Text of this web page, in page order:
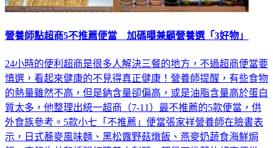
營養師點超商5不推薦便當 加碼曝兼顧營養選「3好物」
24小時的便利超商是很多人解決三餐的地方，不過超商便當要
慎選，看起來健康的不見得真正健康！營養師提醒，有些食物
的熱量雖然不高，但是鈉含量卻偏高，或是油脂含量高於蛋白
質太多，他整理出統一超商（7-11）最不推薦的5款便當，供
外食族參考。5款小七「不推薦」便當張家祥營養師在臉書表
示，日式蕎麥風味麵、黑松露野菇燉飯、燕麥奶蔬食海鮮焗